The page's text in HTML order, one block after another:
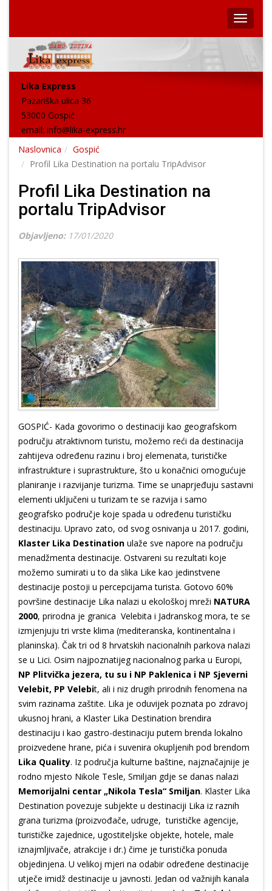
Lika Express
Pazariška ulica 36
53000 Gospić
email: info@lika-express.hr
Naslovnica
Gospić
Profil Lika Destination na portalu TripAdvisor
Profil Lika Destination na
portalu TripAdvisor
Objavljeno: 17/01/2020
GOSPIĆ- Kada govorimo o destinaciji kao geografskom
području atraktivnom turistu, možemo reći da destinacija
zahtijeva određenu razinu i broj elemenata, turističke
infrastrukture i suprastrukture, što u konačnici omogućuje
planiranje i razvijanje turizma. Time se unaprjeđuju sastavni
elementi uključeni u turizam te se razvija i samo
geografsko područje koje spada u određenu turističku
destinaciju. Upravo zato, od svog osnivanja u 2017. godini,
Klaster Lika Destination ulaže sve napore na području
menadžmenta destinacije. Ostvareni su rezultati koje
možemo sumirati u to da slika Like kao jedinstvene
destinacije postoji u percepcijama turista. Gotovo 60%
površine destinacije Lika nalazi u ekološkoj mreži NATURA
2000, prirodna je granica Velebita i Jadranskog mora, te se
izmjenjuju tri vrste klima (mediteranska, kontinentalna i
planinska). Čak tri od 8 hrvatskih nacionalnih parkova nalazi
se u Lici. Osim najpoznatijeg nacionalnog parka u Europi,
NP Plitvička jezera, tu su i NP Paklenica i NP Sjeverni
Velebit, PP Velebit, ali i niz drugih prirodnih fenomena na
svim razinama zaštite. Lika je oduvijek poznata po zdravoj
ukusnoj hrani, a Klaster Lika Destination brendira
destinaciju i kao gastro-destinaciju putem brenda lokalno
proizvedene hrane, pića i suvenira okupljenih pod brendom
Lika Quality. Iz područja kulturne baštine, najznačajnije je
rodno mjesto Nikole Tesle, Smiljan gdje se danas nalazi
Memorijalni centar „Nikola Tesla“ Smiljan. Klaster Lika
Destination povezuje subjekte u destinaciji Lika iz raznih
grana turizma (proizvođače, udruge, turističke agencije,
turističke zajednice, ugostiteljske objekte, hotele, male
iznajmljivače, atrakcije i dr.) čime je turistička ponuda
objedinjena. U velikoj mjeri na odabir određene destinacije
utječe imidž destinacije u javnosti. Jedan od važnijih kanala